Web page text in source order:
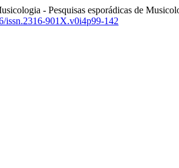
- Pesquisas esporádicas de
issn.2316-901X.v0i4p99-142